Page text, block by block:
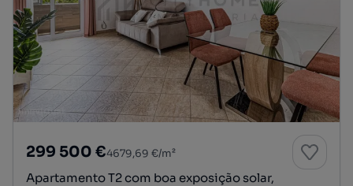
299 500 €4679,69 €/m²
Apartamento T2 com boa exposição solar,